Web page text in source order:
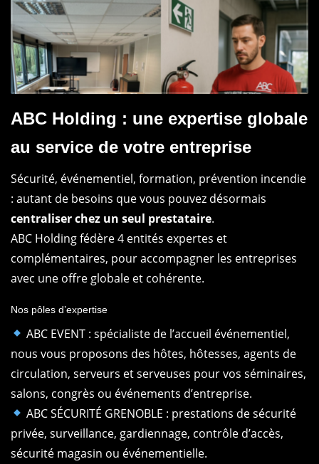
ABC Holding : une expertise globale
au service de votre entreprise
Sécurité, événementiel, formation, prévention incendie
: autant de besoins que vous pouvez désormais
centraliser chez un seul prestataire.
ABC Holding fédère 4 entités expertes et
complémentaires, pour accompagner les entreprises
avec une offre globale et cohérente.
Nos pôles d’expertise
ABC EVENT : spécialiste de l’accueil événementiel,
nous vous proposons des hôtes, hôtesses, agents de
circulation, serveurs et serveuses pour vos séminaires,
salons, congrès ou événements d’entreprise.
ABC SÉCURITÉ GRENOBLE : prestations de sécurité
privée, surveillance, gardiennage, contrôle d’accès,
sécurité magasin ou événementielle.